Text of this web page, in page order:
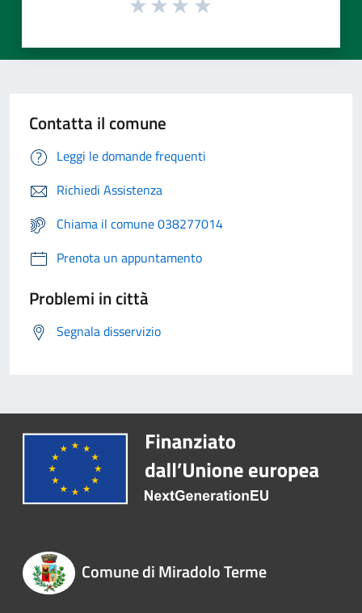
Contatta il comune
Leggi le domande frequenti
Richiedi Assistenza
Chiama il comune 038277014
Prenota un appuntamento
Problemi in città
Segnala disservizio
Comune di Miradolo Terme